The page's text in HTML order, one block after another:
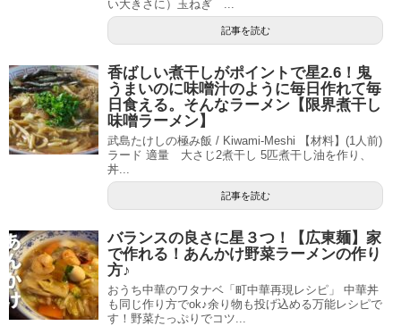
い大きさに）玉ねぎ ...
記事を読む
香ばしい煮干しがポイントで星2.6！鬼
うまいのに味噌汁のように毎日作れて毎
日食える。そんなラーメン【限界煮干し
味噌ラーメン】
武島たけしの極み飯 / Kiwami-Meshi 【材料】(1人前)
ラード 適量 大さじ2煮干し 5匹煮干し油を作り、
丼...
記事を読む
バランスの良さに星３つ！【広東麺】家
で作れる！あんかけ野菜ラーメンの作り
方♪
おうち中華のワタナベ「町中華再現レシピ」 中華丼
も同じ作り方でok♪余り物も投げ込める万能レシピで
す！野菜たっぷりでコツ...